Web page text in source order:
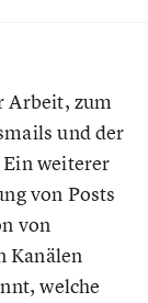
Arbeit, zum
und der
weiterer
von Posts
von
Kanälen
welche